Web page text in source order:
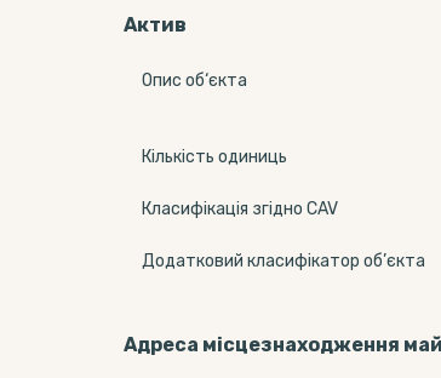
Актив
Опис об‘єкта
Кількість одиниць
Класифікація згідно CAV
Додатковий класифікатор об’єкта
Адреса місцезнаходження